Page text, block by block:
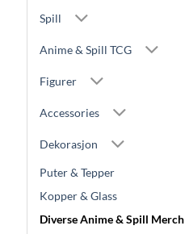
Spill
Anime & Spill TCG
Figurer
Accessories
Dekorasjon
Puter & Tepper
Kopper & Glass
Diverse Anime & Spill Merch